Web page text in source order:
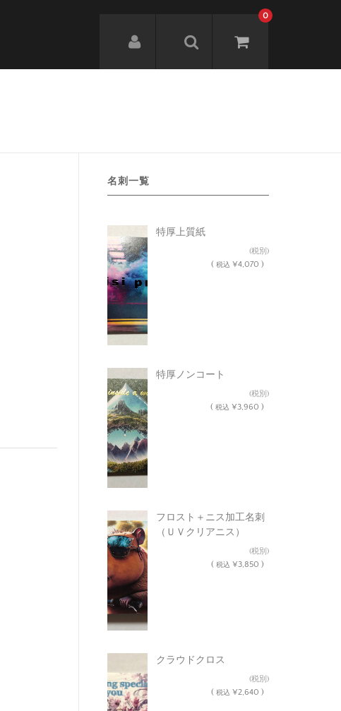
0
名刺一覧
特厚上質紙
(税別)
( 税込 ¥4,070 )
特厚ノンコート
(税別)
( 税込 ¥3,960 )
フロスト＋ニス加工名刺
（ＵＶクリアニス）
(税別)
( 税込 ¥3,850 )
クラウドクロス
(税別)
( 税込 ¥2,640 )